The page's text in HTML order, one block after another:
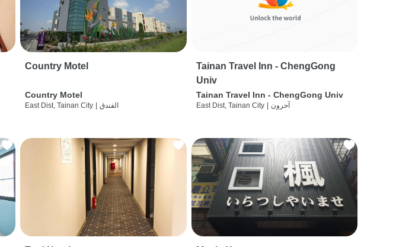
Country Motel
Country Motel
East Dist, Tainan City الفندق
Tainan Travel Inn - ChengGong
Univ
Tainan Travel Inn - ChengGong Univ
East Dist, Tainan City آحرون